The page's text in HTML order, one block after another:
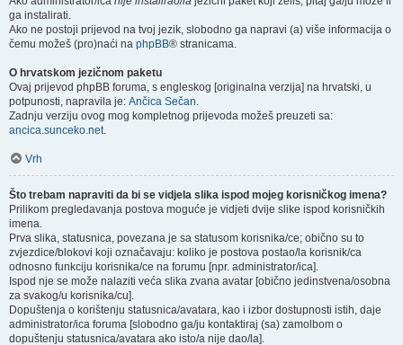
ga instalirati.
Ako ne postoji prijevod na tvoj jezik, slobodno ga napravi (a) više informacija o
čemu možeš (pro)naći na phpBB® stranicama.
O hrvatskom jezičnom paketu
Ovaj prijevod phpBB foruma, s engleskog [originalna verzija] na hrvatski, u
potpunosti, napravila je: Ančica Sečan.
Zadnju verziju ovog mog kompletnog prijevoda možeš preuzeti sa:
ancica.sunceko.net.
Vrh
Što trebam napraviti da bi se vidjela slika ispod mojeg korisničkog imena?
Prilikom pregledavanja postova moguće je vidjeti dvije slike ispod korisničkih
imena.
Prva slika, statusnica, povezana je sa statusom korisnika/ce; obično su to
zvjezdice/blokovi koji označavaju: koliko je postova postao/la korisnik/ca
odnosno funkciju korisnika/ce na forumu [npr. administrator/ica].
Ispod nje se može nalaziti veća slika zvana avatar [obično jedinstvena/osobna
za svakog/u korisnika/cu].
Dopuštenja o korištenju statusnica/avatara, kao i izbor dostupnosti istih, daje
administrator/ica foruma [slobodno ga/ju kontaktiraj (sa) zamolbom o
dopuštenju statusnica/avatara ako isto/a nije dao/la].